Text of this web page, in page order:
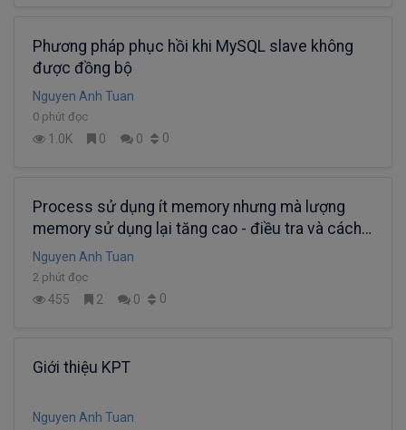
Phương pháp phục hồi khi MySQL slave không
được đồng bộ
Nguyen Anh Tuan
0 phút đọc
1.0K 0 0 0
Process sử dụng ít memory nhưng mà lượng
memory sử dụng lại tăng cao - điều tra và cách
xử lý
Nguyen Anh Tuan
2 phút đọc
455 2 0 0
Giới thiệu KPT
Nguyen Anh Tuan